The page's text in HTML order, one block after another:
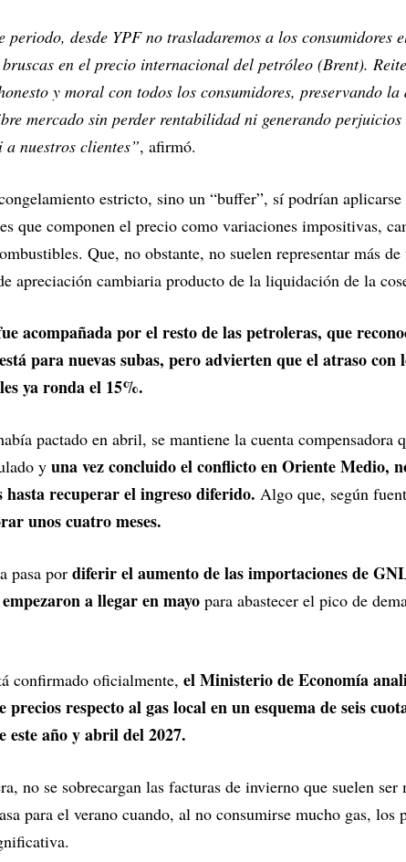
periodo, desde YPF no trasladaremos a los consumidores
en el precio internacional del petróleo (Brent).
y moral con todos los consumidores, preservando la
mercado sin perder rentabilidad ni generando perjuicios
nuestros clientes”, afirmó.
estricto, sino un “buffer”, sí podrían aplicarse
que componen el precio como variaciones impositivas,
Que, no obstante, no suelen representar más
apreciación cambiaria producto de la liquidación de la
acompañada por el resto de las petroleras, que
para nuevas subas, pero advierten que el atraso con
ya ronda el 15%.
pactado en abril, se mantiene la cuenta compensadora
y una vez concluido el conflicto en Oriente Medio,
hasta recuperar el ingreso diferido. Algo que, según
unos cuatro meses.
pasa por diferir el aumento de las importaciones de
a llegar en mayo para abastecer el pico de
confirmado oficialmente, el Ministerio de Economía
precios respecto al gas local en un esquema de seis
este año y abril del 2027.
no se sobrecargan las facturas de invierno que suelen
para el verano cuando, al no consumirse mucho gas, los